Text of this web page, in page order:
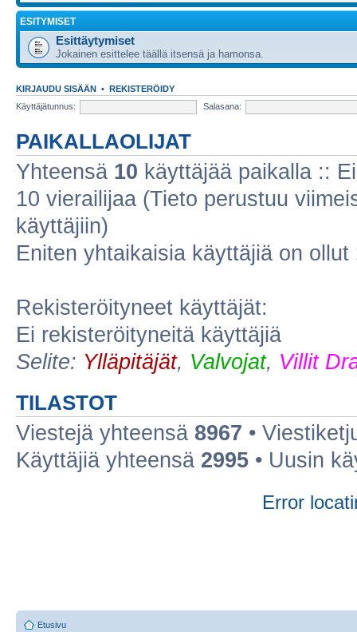
ESITYMISET
Esittäytymiset
Jokainen esittelee täällä itsensä ja hamonsa.
KIRJAUDU SISÄÄN • REKISTERÖIDY
Käyttäjätunnus:
Salasana:
PAIKALLAOLIJAT
Yhteensä 10 käyttäjää paikalla ::
10 vierailijaa (Tieto perustuu
käyttäjiin)
Eniten yhtaikaisia käyttäjiä on ollut
Rekisteröityneet käyttäjät:
Ei rekisteröityneitä käyttäjiä
Selite: Ylläpitäjät, Valvojat, Villit
TILASTOT
Viestejä yhteensä 8967 •
Käyttäjiä yhteensä 2995 • Uusin
Error
Etusivu